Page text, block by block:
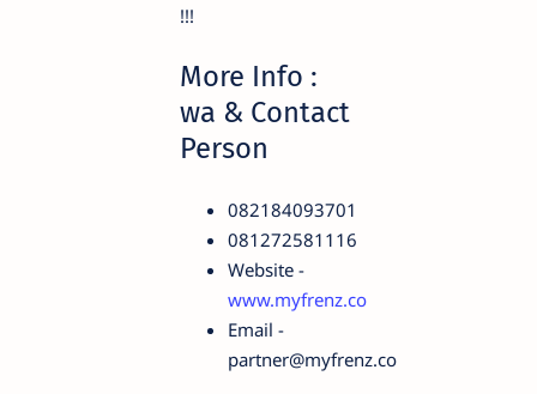
!!!
More Info :
wa & Contact
Person
082184093701
081272581116
Website -
www.myfrenz.co
Email -
partner@myfrenz.co